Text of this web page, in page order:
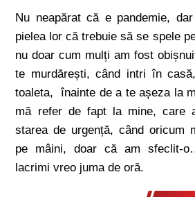
Nu neapărat că e pandemie,
pielea lor că trebuie să se spele
nu doar cum mulți am fost
te murdărești, când intri în
toaleta, înainte de a te așeza la
mă refer de fapt la mine, care
starea de urgență, când oricum
pe mâini, doar că am sfeclit-
lacrimi vreo juma de oră.